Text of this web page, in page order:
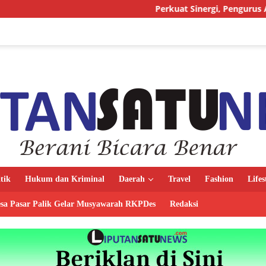
Perkuat Sinergi, Pengurus AMJ Audiensi
Hukum dan Kriminal Daerah Travel Fashion
Pasar Palik Gelar Musyawarah RKPDes Redaksi